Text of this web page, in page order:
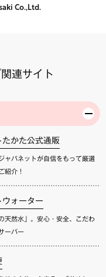
Co.,Ltd.
連サイト
かた公式通販
ャパネットが自信をもって厳選
紹介！
ォーター
天然水」。安心・安全、こだわ
ーバー